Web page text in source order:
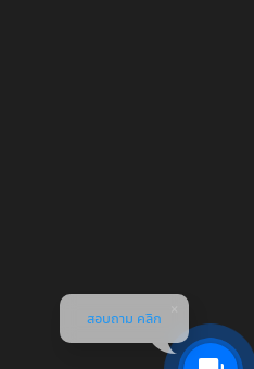
สอบถาม คลิก